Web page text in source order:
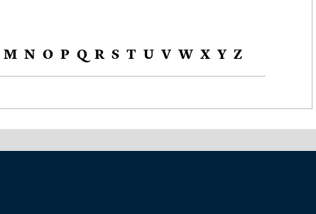
M N O P Q R S T U V W X Y Z